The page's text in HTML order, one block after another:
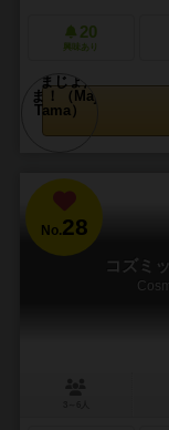
20
興味あり
No.28
コズミ